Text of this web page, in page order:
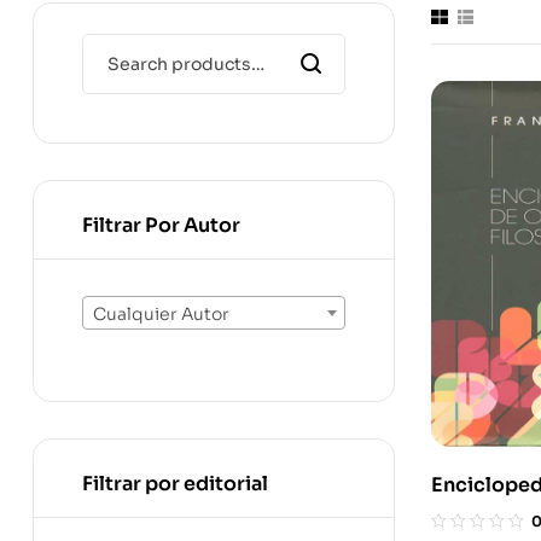
T. Rustica) 0
Filtrar Por Autor
Cualquier Autor
Filtrar por editorial